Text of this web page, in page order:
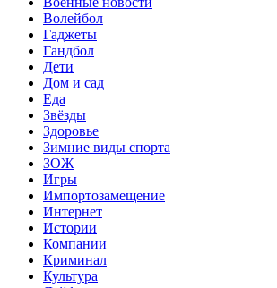
Волейбол
Гаджеты
Гандбол
Дети
Дом и сад
Еда
Звёзды
Здоровье
Зимние виды спорта
ЗОЖ
Игры
Импортозамещение
Интернет
Истории
Компании
Криминал
Культура